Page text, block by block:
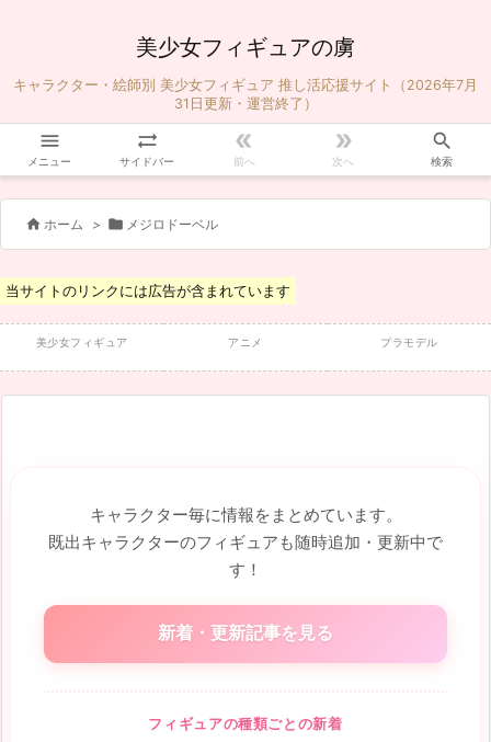
美少女フィギュアの虜
キャラクター・絵師別 美少女フィギュア 推し活応援サイト（2026年7月
31日更新・運営終了）

メニュー

サイドバー

前へ

次へ

検索
 ホーム >  メジロドーベル
当サイトのリンクには広告が含まれています
美少女フィギュア アニメ プラモデル
キャラクター毎に情報をまとめています。
既出キャラクターのフィギュアも随時追加・更新中で
す！
新着・更新記事を見る
フィギュアの種類ごとの新着